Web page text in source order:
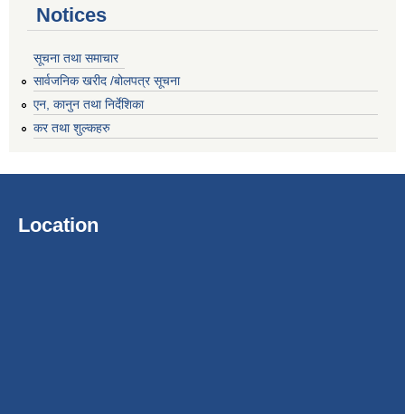
Notices
सूचना तथा समाचार
सार्वजनिक खरीद /बोलपत्र सूचना
एन, कानुन तथा निर्देशिका
कर तथा शुल्कहरु
Location